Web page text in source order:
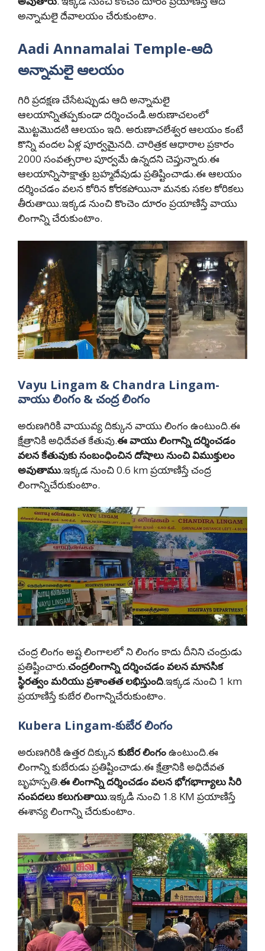
అన్నామలై దేవాలయం చేరుకుంటాం.
Aadi Annamalai Temple-ఆది
అన్నామలై ఆలయం
గిరి ప్రదక్షణ చేసేటప్పుడు ఆది అన్నామలై
ఆలయాన్నితప్పకుండా దర్శించండి.అరుణాచలంలో
మొట్టమొదటి ఆలయం ఇది. అరుణాచలేశ్వర ఆలయం కంటే
కొన్ని వందల ఏళ్ల పూర్వమైనది. చారిత్రక ఆధారాల ప్రకారం
2000 సంవత్సరాల పూర్వమే ఉన్నదని చెప్తున్నారు.ఈ
ఆలయాన్నిసాక్షాత్తు బ్రహ్మదేవుడు ప్రతిష్టించాడు.ఈ ఆలయం
దర్శించడం వలన కోరిన కోరకపోయినా మనకు సకల కోరికలు
తీరుతాయి.ఇక్కడ నుంచి కొంచెం దూరం ప్రయాణిస్తే వాయు
లింగాన్ని చేరుకుంటాం.
Vayu Lingam & Chandra Lingam-
వాయు లింగం & చంద్ర లింగం
అరుణగిరికి వాయువ్య దిక్కున వాయు లింగం ఉంటుంది.ఈ
క్షేత్రానికి అధిదేవత కేతువు.ఈవాయు లింగాన్ని దర్శించడం
వలన కేతువుకు సంబంధించిన దోషాలు నుంచి విముక్తులం
అవుతాము.ఇక్కడ నుంచి 0.6 km ప్రయాణిస్తే చంద్ర
లింగాన్నిచేరుకుంటాం.
చంద్ర లింగం అష్ట లింగాలలో ని లింగం కాదు దీనిని చంద్రుడు
ప్రతిష్టించారు.చంద్రలింగాన్ని దర్శించడం వలన మానసిక
స్థిరత్వం మరియు ప్రశాంతత లభిస్తుంది.ఇక్కడ నుంచి 1 km
ప్రయాణిస్తే కుబేర లింగాన్నిచేరుకుంటాం.
Kubera Lingam-కుబేర లింగం
అరుణగిరికి ఉత్తర దిక్కునకుబేర లింగంఉంటుంది.ఈ
లింగాన్ని కుబేరుడు ప్రతిష్టించాడు.ఈ క్షేత్రానికి అధిదేవత
బృహస్పతి.ఈ లింగాన్ని దర్శించడం వలన భోగభాగ్యాలు సిరి
సంపదలు కలుగుతాయి.ఇక్కడి నుంచి 1.8 KM ప్రయాణిస్తే
ఈశాన్య లింగాన్ని చేరుకుంటాం.